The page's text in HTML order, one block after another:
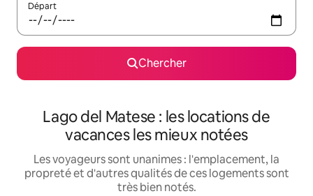
Départ
Chercher
Lago del Matese : les locations de
vacances les mieux notées
Les voyageurs sont unanimes : l'emplacement, la
propreté et d'autres qualités de ces logements sont
très bien notés.